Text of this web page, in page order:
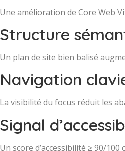
Une amélioration de Core Web
Structure
Un plan de site bien balisé
Navigation
La visibilité du focus réduit les
Signal
Un score d’accessibilité ≥ 90/